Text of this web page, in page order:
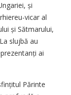
și
vicar al
și Sătmarului,
slujbă au
ai
Părinte